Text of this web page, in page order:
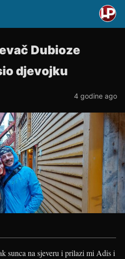
Dubioze
djevojku
4 godine ago
sunca na sjeveru i prilazi mi Adis i